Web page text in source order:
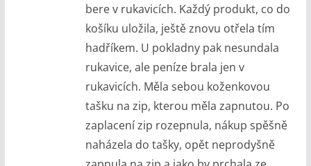
bere v rukavicích. Každý produkt, co do
košíku uložila, ještě znovu otřela tím
hadříkem. U pokladny pak nesundala
rukavice, ale peníze brala jen v
rukavicích. Měla sebou koženkovou
tašku na zip, kterou měla zapnutou. Po
zaplacení zip rozepnula, nákup spěšně
naházela do tašky, opět neprodyšně